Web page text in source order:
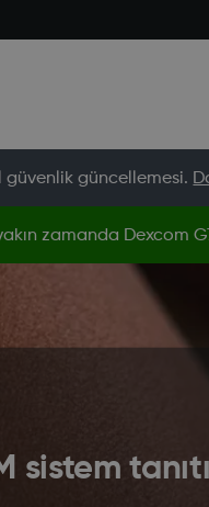
güvenlik güncellemesi.
zamanda Dexcom
sistem